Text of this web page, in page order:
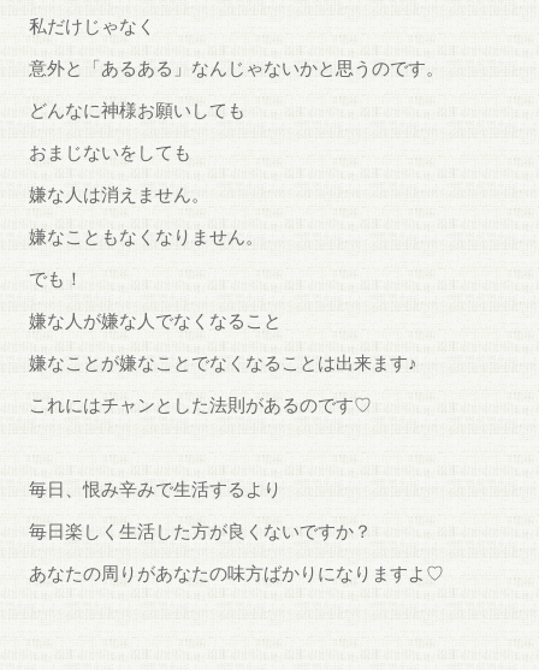
私だけじゃなく
意外と「あるある」なんじゃないかと思うのです。
どんなに神様お願いしても
おまじないをしても
嫌な人は消えません。
嫌なこともなくなりません。
でも！
嫌な人が嫌な人でなくなること
嫌なことが嫌なことでなくなることは出来ます♪
これにはチャンとした法則があるのです♡
毎日、恨み辛みで生活するより
毎日楽しく生活した方が良くないですか？
あなたの周りがあなたの味方ばかりになりますよ♡